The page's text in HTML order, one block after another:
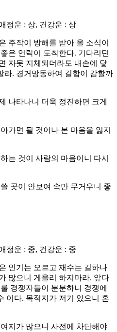
정운 : 상, 건강운 : 상
주작이 방해를 받아 올 소식이
은 연락이 도착한다. 기다리던
자못 지체되더라도 내손에 닿
라. 경거망동하여 길함이 감할까
나타나니 더욱 정진하면 크게
가면 될 것이나 본 마음을 잃지
는 것이 사람의 마음이니 다시
곳이 안보여 속만 무거우니 좋
정운 : 중, 건강운 : 중
인기는 오르고 재수는 길하나
많으니 게을리 하지마라. 앞다
경쟁자들이 분분하니 경쟁에
이다. 목적지가 저기 있으니 혼
지가 많으니 사전에 차단해야